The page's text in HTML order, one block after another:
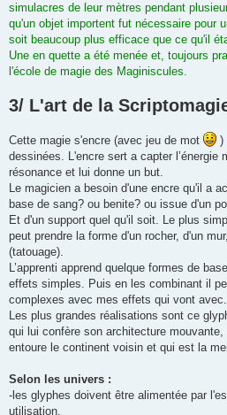
simulacres de leur mètres pendant
qu'un objet importent fut nécessaire pour
soit beaucoup plus efficace que ce qu'il
Une en quette a été menée et, toujours
l'école de magie des Maginiscules.
3/ L'art de la
Cette magie s'encre (avec jeu de mot
)
dessinées. L'encre sert a capter l’énergie
résonance et lui donne un but.
Le magicien a besoin d'une encre qu'il a
base de sang? ou benite? ou issue d'un
Et d'un support quel qu'il soit. Le plus
peut prendre la forme d'un rocher, d'un
(tatouage).
L’apprenti apprend quelque formes de
effets simples. Puis en les combinant il
complexes avec mes effets qui vont avec.
Les plus grandes réalisations sont ce
qui lui confère son architecture
entoure le continent voisin et qui est la
Selon les univers :
-les glyphes doivent être alimentée par
utilisation.